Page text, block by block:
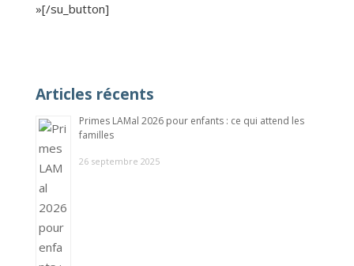
»[/su_button]
Articles récents
Primes LAMal 2026 pour enfants : ce qui attend les
familles
26 septembre 2025